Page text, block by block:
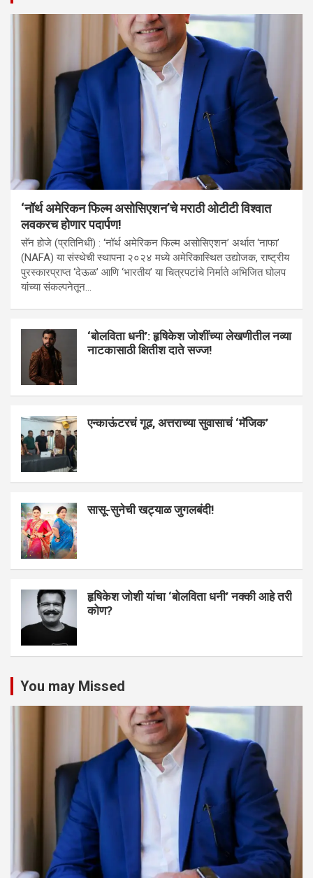
‘नॉर्थ अमेरिकन फिल्म असोसिएशन’चे मराठी ओटीटी विश्वात
लवकरच होणार पदार्पण!
सॅन होजे (प्रतिनिधी) : ‘नॉर्थ अमेरिकन फिल्म असोसिएशन’ अर्थात ‘नाफा’
(NAFA) या संस्थेची स्थापना २०२४ मध्ये अमेरिकास्थित उद्योजक, राष्ट्रीय
पुरस्कारप्राप्त ‘देऊळ’ आणि ‘भारतीय’ या चित्रपटांचे निर्माते अभिजित घोलप
यांच्या संकल्पनेतून…
‘बोलविता धनी’: हृषिकेश जोशींच्या लेखणीतील नव्या
नाटकासाठी क्षितीश दाते सज्ज!
एन्काऊंटरचं गूढ, अत्तराच्या सुवासाचं ‘मॅजिक’
सासू-सुनेची खट्याळ जुगलबंदी!
हृषिकेश जोशी यांचा ‘बोलविता धनी’ नक्की आहे तरी
कोण?
You may Missed